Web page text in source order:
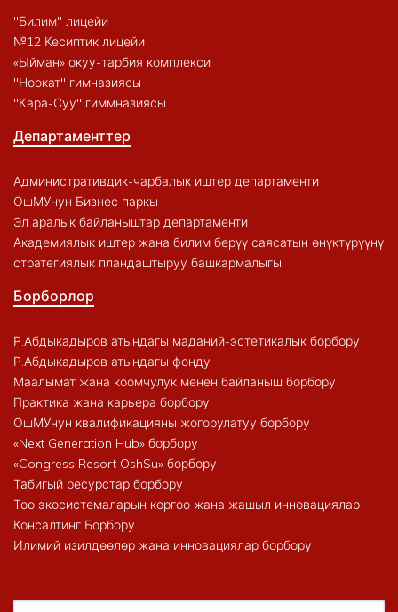
"Билим" лицейи
№12 Кесиптик лицейи
«Ыйман» окуу-тарбия комплекси
"Ноокат" гимназиясы
"Кара-Суу" гиммназиясы
Департаменттер
Административдик-чарбалык иштер департаменти
ОшМУнун Бизнес паркы
Эл аралык байланыштар департаменти
Академиялык иштер жана билим берүү саясатын өнүктүрүүнү
стратегиялык пландаштыруу башкармалыгы
Борборлор
Р.Абдыкадыров атындагы маданий-эстетикалык борбору
Р.Абдыкадыров атындагы фонду
Маалымат жана коомчулук менен байланыш борбору
Практика жана карьера борбору
ОшМУнун квалификацияны жогорулатуу борбору
«Next Generation Hub» борбору
«Congress Resort OshSu» борбору
Табигый ресурстар борбору
Тоо экосистемаларын коргоо жана жашыл инновациялар
Консалтинг Борбору
Илимий изилдөөлөр жана инновациялар борбору